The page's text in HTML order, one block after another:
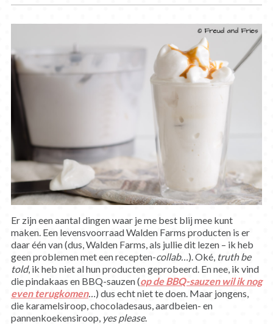
Er zijn een aantal dingen waar je me best blij mee kunt
maken. Een levensvoorraad Walden Farms producten is er
daar één van (dus, Walden Farms, als jullie dit lezen – ik heb
geen problemen met een recepten-collab… ). Oké, truth be
told, ik heb niet al hun producten geprobeerd. En nee, ik vind
die pindakaas en BBQ-sauzen (op de BBQ-sauzen wil ik nog
even terugkomen… ) dus echt niet te doen. Maar jongens,
die karamelsiroop, chocoladesaus, aardbeien- en
pannenkoekensiroop, yes please.